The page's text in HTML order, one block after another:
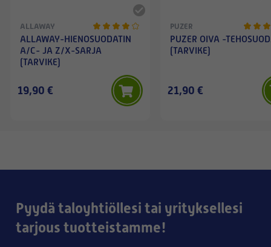
ALLAWAY
ALLAWAY-HIENOSUODATIN
A/C- JA Z/X-SARJA
(TARVIKE)
19,90 €
PUZER
PUZER OIVA -
(TARVIKE)
21,90 €
Pyydä taloyhtiöllesi tai yrityksellesi
tarjous tuotteistamme!